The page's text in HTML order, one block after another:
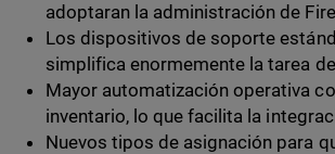
adoptaran la administración de
Los dispositivos de soporte
simplifica enormemente la tarea
Mayor automatización operativa
inventario, lo que facilita la
Nuevos tipos de asignación para